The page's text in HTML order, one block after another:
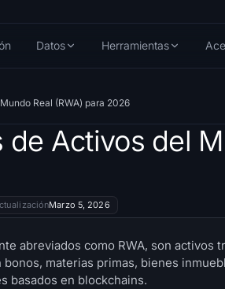
Datos Herramientas
Real (RWA) para 2026
Activos del
Marzo 5, 2026
abreviados como RWA, son
materias primas, bienes
basados en blockchains.